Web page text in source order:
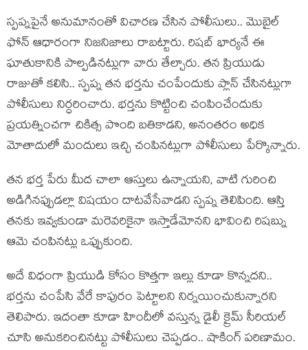
స్పప్నపైనే అనుమానంతో విచారణ చేసిన పోలీసులు.. మొబైల్
ఫోన్ ఆధారంగా నిజనిజాలు రాబట్టారు. రిషబ్ భార్యనే ఈ
ఘాతుకానికి పాల్పడినట్లుగా వారు తేల్చారు. తన ప్రియుడు
రాజుతో కలిసి.. స్పప్న తన భర్తను చంపేందుకు ప్లాన్ చేసినట్లుగా
పోలీసులు నిర్ధరించారు. భర్తను కొట్టించి చంపించేందుకు
ప్రయత్నించగా చికిత్స పొంది బతికాడని, అనంతరం అధిక
మోతాదులో మందులు ఇచ్చి చంపినట్లుగా పోలీసులు పేర్కొన్నారు.
తన భర్త పేరు మీద చాలా ఆస్తులు ఉన్నాయని, వాటి గురించి
అడిగినప్పుడల్లా విషయం దాటవేసేవాడని స్పప్న తెలిపింది. ఆస్తి
తనకు ఇవ్వకుండా మరెవరికైనా ఇస్తాడేమోనని భావించి రిషబ్ను
ఆమె చంపినట్లు ఒప్పుకుంది.
అదే విధంగా ప్రియుడి కోసం కొత్త‌గా ఇల్లు కూడా కొన్న‌ద‌ని..
భ‌ర్త‌ను చంపేసి వేరే కాపురం పెట్టాల‌ని నిర్న‌యించుకున్నార‌ని
తెలిపారు. ఇదంతా కూడా హిందీలో వ‌స్తున్న డైలీ క్రైమ్ సీరియ‌ల్
చూసి అనుక‌రించిన‌ట్టు పోలీసులు చెప్ప‌డం.. షాకింగ్ ప‌రిణామం.